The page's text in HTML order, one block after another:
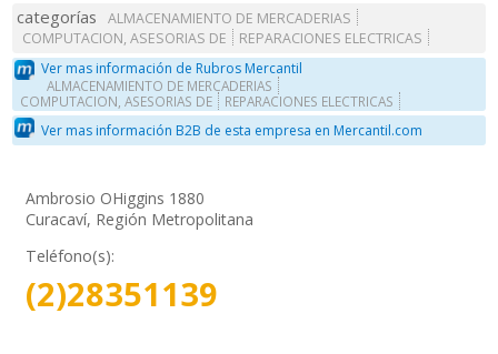
categorías
ALMACENAMIENTO DE MERCADERIAS
COMPUTACION, ASESORIAS DE
REPARACIONES ELECTRICAS
Ver mas información de Rubros Mercantil
ALMACENAMIENTO DE MERCADERIAS
COMPUTACION, ASESORIAS DE
REPARACIONES ELECTRICAS
Ver mas información B2B de esta empresa en Mercantil.com
Ambrosio OHiggins 1880
Curacaví, Región Metropolitana
Teléfono(s):
(2)28351139